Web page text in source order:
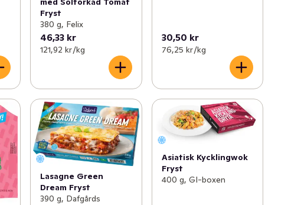
Fryst
380 g, Felix
46,33 kr
121,92 kr /kg
30,50 kr
76,25 kr /kg
Lasagne Green
Dream Fryst
390 g, Dafgårds
Asiatisk Kycklingwok
Fryst
400 g, GI-boxen